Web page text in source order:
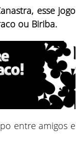
esse jogo
ou Biriba.
entre amigos e